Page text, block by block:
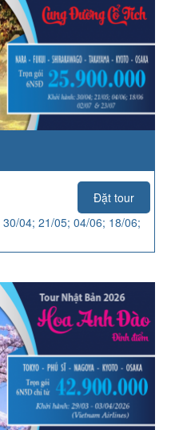
Đặt tour
30/04; 21/05; 04/06; 18/06;